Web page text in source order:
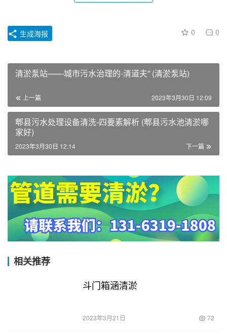
0 0
生成海报
清淤泵站——城市污水治理的-清道夫” (清淤泵站)
上一篇 2023年3月30日 12:09
郫县污水处理设备清洗-四要素解析 (郫县污水池清淤哪
家好)
下一篇
2023年3月30日 12:14
相关推荐
斗门箱涵清淤
2023年3月21日 72